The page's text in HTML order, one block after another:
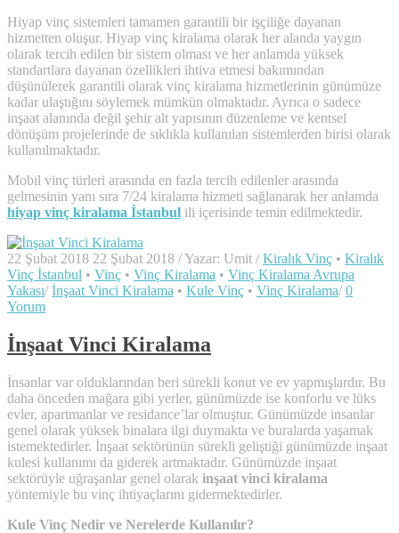
Hiyap vinç sistemleri tamamen garantili bir işçiliğe dayanan
hizmetten oluşur. Hiyap vinç kiralama olarak her alanda yaygın
olarak tercih edilen bir sistem olması ve her anlamda yüksek
standartlara dayanan özellikleri ihtiva etmesi bakımından
düşünülerek garantili olarak vinç kiralama hizmetlerinin günümüze
kadar ulaştığını söylemek mümkün olmaktadır. Ayrıca o sadece
inşaat alanında değil şehir alt yapısının düzenleme ve kentsel
dönüşüm projelerinde de sıklıkla kullanılan sistemlerden birisi olarak
kullanılmaktadır.
Mobil vinç türleri arasında en fazla tercih edilenler arasında
gelmesinin yanı sıra 7/24 kiralama hizmeti sağlanarak her anlamda
hiyap vinç kiralama İstanbul ili içerisinde temin edilmektedir.
22 Şubat 2018 22 Şubat 2018 /Yazar: Umit / Kiralık Vinç • Kiralık
Vinç İstanbul • Vinç • Vinç Kiralama • Vinç Kiralama Avrupa
Yakası/ İnşaat Vinci Kiralama • Kule Vinç • Vinç Kiralama/ 0
Yorum
İnşaat Vinci Kiralama
İnsanlar var olduklarından beri sürekli konut ve ev yapmışlardır. Bu
daha önceden mağara gibi yerler, günümüzde ise konforlu ve lüks
evler, apartmanlar ve residance’lar olmuştur. Günümüzde insanlar
genel olarak yüksek binalara ilgi duymakta ve buralarda yaşamak
istemektedirler. İnşaat sektörünün sürekli geliştiği günümüzde inşaat
kulesi kullanımı da giderek artmaktadır. Günümüzde inşaat
sektörüyle uğraşanlar genel olarak inşaat vinci kiralama
yöntemiyle bu vinç ihtiyaçlarını gidermektedirler.
Kule Vinç Nedir ve Nerelerde Kullanılır?